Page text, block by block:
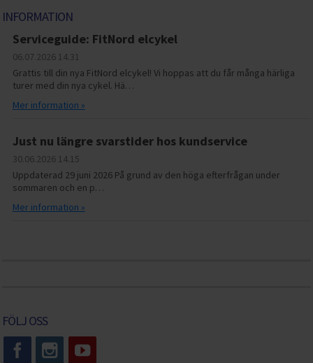
INFORMATION
Serviceguide: FitNord elcykel
06.07.2026 14.31
Grattis till din nya FitNord elcykel! Vi hoppas att du får många härliga
turer med din nya cykel. Hä…
Mer information »
Just nu längre svarstider hos kundservice
30.06.2026 14.15
Uppdaterad 29 juni 2026 På grund av den höga efterfrågan under
sommaren och en p…
Mer information »
FÖLJ OSS